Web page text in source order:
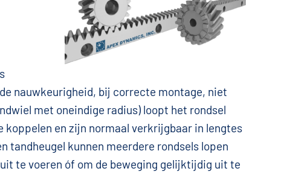
nauwkeurigheid, bij correcte montage, niet
met oneindige radius) loopt het rondsel
koppelen en zijn normaal verkrijgbaar in lengtes
tandheugel kunnen meerdere rondsels lopen
te voeren óf om de beweging gelijktijdig uit te